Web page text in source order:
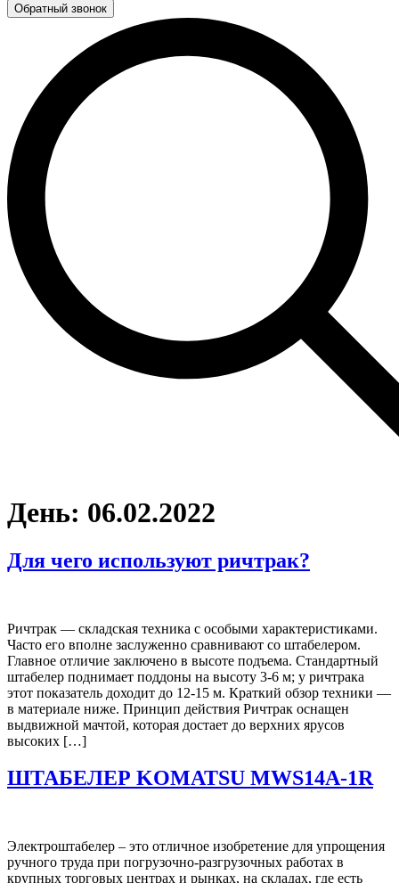
Обратный звонок
День: 06.02.2022
Для чего используют ричтрак?
Ричтрак — складская техника с особыми характеристиками.
Часто его вполне заслуженно сравнивают со штабелером.
Главное отличие заключено в высоте подъема. Стандартный
штабелер поднимает поддоны на высоту 3-6 м; у ричтрака
этот показатель доходит до 12-15 м. Краткий обзор техники —
в материале ниже. Принцип действия Ричтрак оснащен
выдвижной мачтой, которая достает до верхних ярусов
высоких […]
ШТАБЕЛЕР KOMATSU MWS14A-1R
Электроштабелер – это отличное изобретение для упрощения
ручного труда при погрузочно-разгрузочных работах в
крупных торговых центрах и рынках, на складах, где есть